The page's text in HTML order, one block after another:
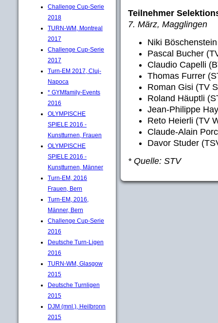
Challenge Cup-Serie
2018
TURN-WM, Montreal
2017
Challenge Cup-Serie
2017
Turn-EM 2017, Cluj-
Napoca
* GYMfamily-Events
2016
OLYMPISCHE
SPIELE 2016 -
Kunstturnen, Frauen
OLYMPISCHE
SPIELE 2016 -
Kunstturnen, Männer
Turn-EM, 2016
Frauen, Bern
Turn-EM, 2016,
Männer, Bern
Challenge Cup-Serie
2016
Deutsche Turn-Ligen
2016
TURN-WM, Glasgow
2015
Deutsche Turnligen
2015
DJM (mnl.), Heilbronn
2015
Teilnehmer
7. März, Magglingen
Niki
Pascal Bucher
Claudio Capelli
Thomas Furrer
Roman Gisi (TV
Roland Häuptli
Jean-Philippe
Reto Heierli (TV
Claude-Alain
Davor Studer
* Quelle: STV